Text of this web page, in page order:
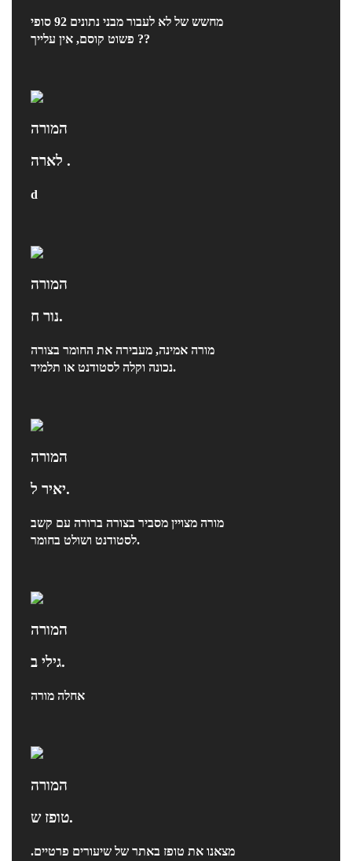
מחשש של לא לעבור מבני נתונים 92 סופי
פשוט קוסם, אין עלייך ??
המורה
לארה .
d
המורה
נור ח.
מורה אמינה, מעבירה את החומר בצורה
נכונה וקלה לסטודנט או תלמיד.
המורה
יאיר ל.
מורה מצויין מסביר בצורה ברורה עם קשב
לסטודנט ושולט בחומר.
המורה
גילי ב.
אחלה מורה
המורה
טופז ש.
מצאנו את טופז באתר של שיעורים פרטיים.